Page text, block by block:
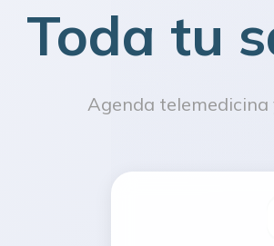
Toda tu
Agenda telemedicina